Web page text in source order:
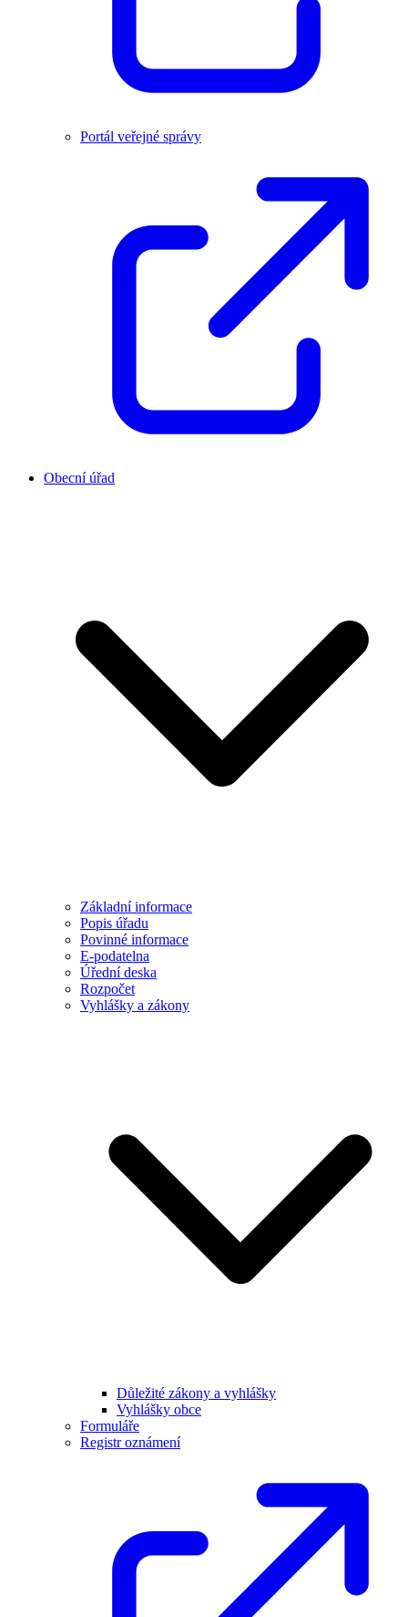
Portál veřejné správy
Obecní úřad
Základní informace
Popis úřadu
Povinné informace
E-podatelna
Úřední deska
Rozpočet
Vyhlášky a zákony
Důležité zákony a vyhlášky
Vyhlášky obce
Formuláře
Registr oznámení